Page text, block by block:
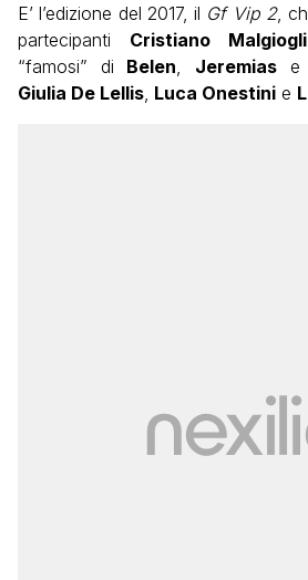
E’ l’edizione del 2017, il Gf Vip 2,
partecipanti Cristiano
“famosi” di Belen Jeremias e
Giulia De Lellis Luca Onestini e